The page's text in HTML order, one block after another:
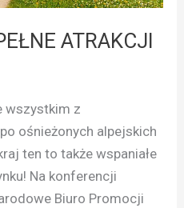
ATRAKCJI
wszystkim z
ośnieżonych alpejskich
ten to także wspaniałe
Na konferencji
Biuro Promocji